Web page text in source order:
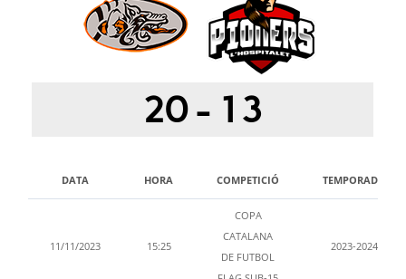
20- 13
DATA HORA COMPETICIÓ TEMPORADA
11/11/2023 15:25
COPA
CATALANA
DE FUTBOL
2023-2024